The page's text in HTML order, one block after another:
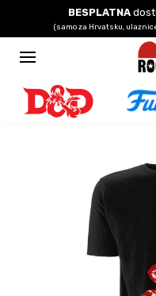
BESPLATNA
(samo za Hrvatsku,